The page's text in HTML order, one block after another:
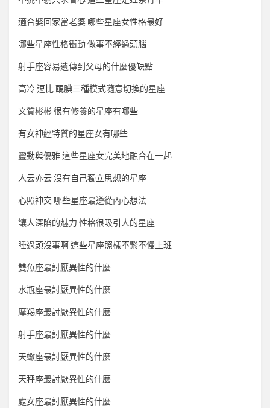
適合娶回家當老婆 哪些星座女性格最好
哪些星座性格衝動 做事不經過頭腦
射手座容易遺傳到父母的什麼優缺點
高冷 逗比 靦腆三種模式隨意切換的星座
文質彬彬 很有修養的星座有哪些
有女神經特質的星座女有哪些
靈動與優雅 這些星座女完美地融合在一起
人云亦云 沒有自己獨立思想的星座
心照神交 哪些星座最遵從內心想法
讓人深陷的魅力 性格很吸引人的星座
睡過頭沒事啊 這些星座照樣不緊不慢上班
雙魚座最討厭異性的什麼
水瓶座最討厭異性的什麼
摩羯座最討厭異性的什麼
射手座最討厭異性的什麼
天蠍座最討厭異性的什麼
天秤座最討厭異性的什麼
處女座最討厭異性的什麼